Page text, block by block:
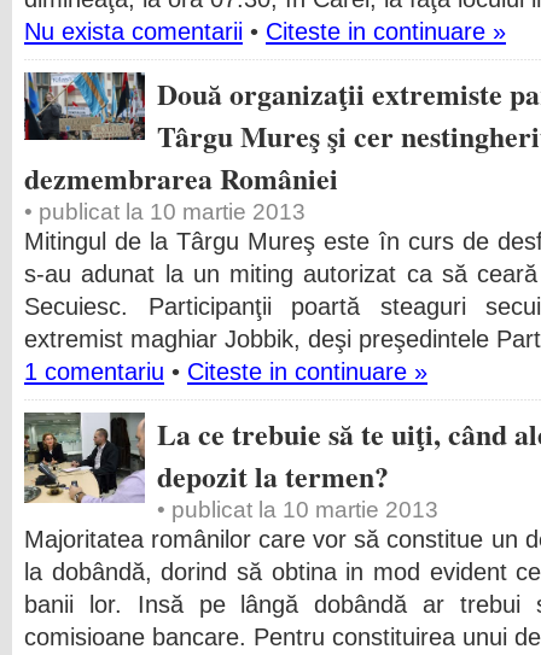
Nu exista comentarii • Citeste in continuare »
Două organizaţii extremiste
Târgu Mureş şi cer
dezmembrarea României
• publicat la 10 martie 2013
Mitingul de la Târgu Mureş este în curs de
s-au adunat la un miting autorizat ca să
Secuiesc. Participanţii poartă steaguri
extremist maghiar Jobbik, deşi preşedintele
1 comentariu • Citeste in continuare »
La ce trebuie să te uiţi, când
depozit la termen?
• publicat la 10 martie 2013
Majoritatea românilor care vor să constitue un
la dobândă, dorind să obtina in mod evident
banii lor. Insă pe lângă dobândă ar
comisioane bancare. Pentru constituirea unui